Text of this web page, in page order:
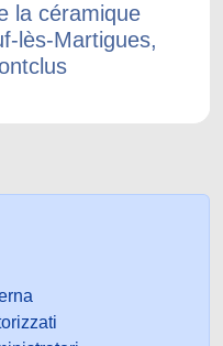
la céramique
lès-Martigues,